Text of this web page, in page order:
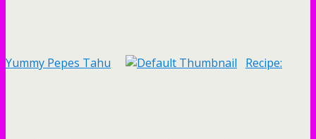
Yummy Pepes Tahu Recipe: